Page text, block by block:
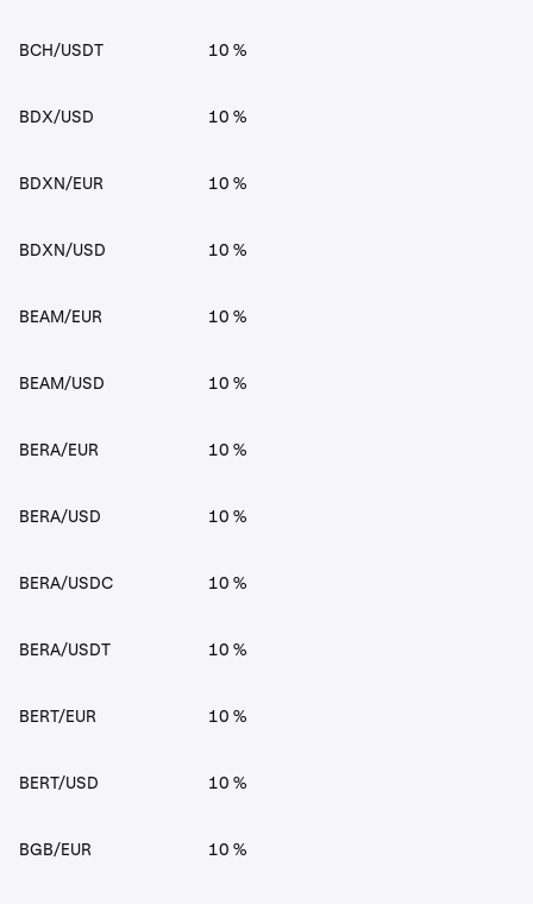
BCH/USDT 10 %
BDX/USD 10 %
BDXN/EUR 10 %
BDXN/USD 10 %
BEAM/EUR 10 %
BEAM/USD 10 %
BERA/EUR 10 %
BERA/USD 10 %
BERA/USDC 10 %
BERA/USDT 10 %
BERT/EUR 10 %
BERT/USD 10 %
BGB/EUR 10 %